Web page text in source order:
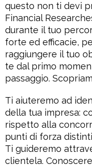
questo non ti devi
Financial
durante il tuo
forte ed efficacie,
raggiungere il tuo
te dal primo
passaggio.
Ti aiuteremo ad
della tua impresa:
rispetto alla
punti di forza
Ti guideremo
clientela.